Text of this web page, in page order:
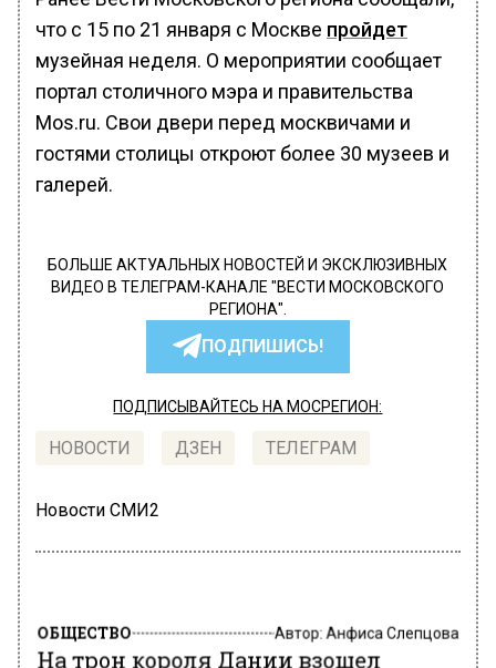
что с 15 по 21 января с Москве пройдет
музейная неделя. О мероприятии сообщает
портал столичного мэра и правительства
Mos.ru. Свои двери перед москвичами и
гостями столицы откроют более 30 музеев и
галерей.
БОЛЬШЕ АКТУАЛЬНЫХ НОВОСТЕЙ И ЭКСКЛЮЗИВНЫХ
ВИДЕО В ТЕЛЕГРАМ-КАНАЛЕ "ВЕСТИ МОСКОВСКОГО
РЕГИОНА".
ПОДПИШИСЬ!
ПОДПИСЫВАЙТЕСЬ НА МОСРЕГИОН:
НОВОСТИ ДЗЕН ТЕЛЕГРАМ
Новости СМИ2
ОБЩЕСТВО Автор: Анфиса Слепцова
На трон короля Дании взошел